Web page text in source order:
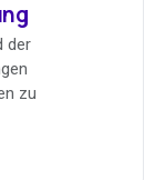
der
zu